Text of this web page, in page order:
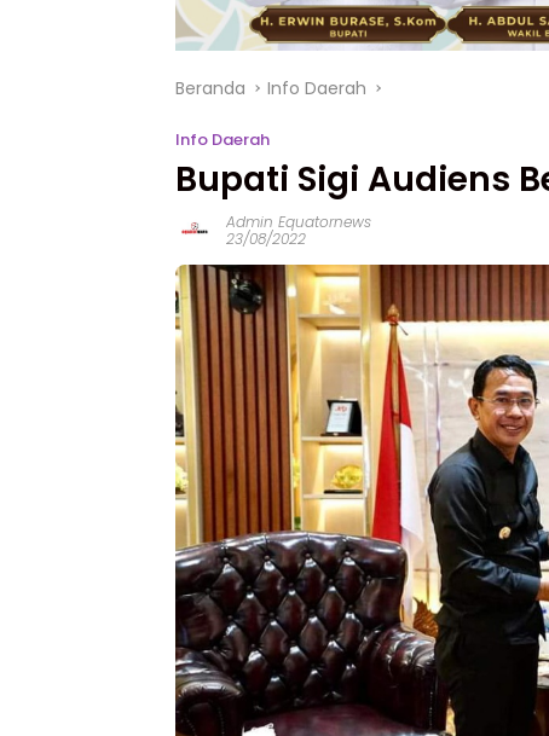
Beranda Info Daerah
Info Daerah
Bupati Sigi Audiens
Admin Equatornews
23/08/2022